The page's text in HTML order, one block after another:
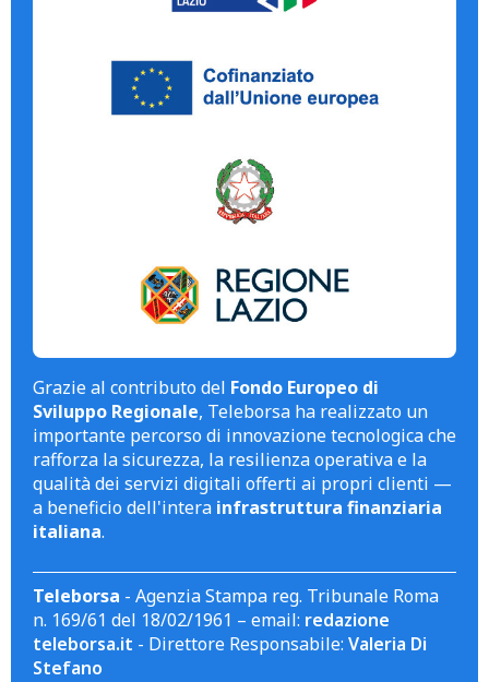
Grazie al contributo del Fondo Europeo di
Sviluppo Regionale, Teleborsa ha realizzato un
importante percorso di innovazione tecnologica che
rafforza la sicurezza, la resilienza operativa e la
qualità dei servizi digitali offerti ai propri clienti —
a beneficio dell'intera infrastruttura finanziaria
italiana.
Teleborsa - Agenzia Stampa reg. Tribunale Roma
n. 169/61 del 18/02/1961 – email: redazione
teleborsa.it - Direttore Responsabile: Valeria Di
Stefano